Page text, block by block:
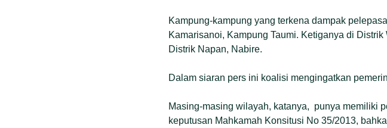
Kampung-kampung yang terkena dampak
Kamarisanoi, Kampung Taumi. Ketiganya di
Distrik Napan, Nabire.
Dalam siaran pers ini koalisi mengingatkan
Masing-masing wilayah, katanya, punya memiliki
keputusan Mahkamah Konsitusi No 35/2013,